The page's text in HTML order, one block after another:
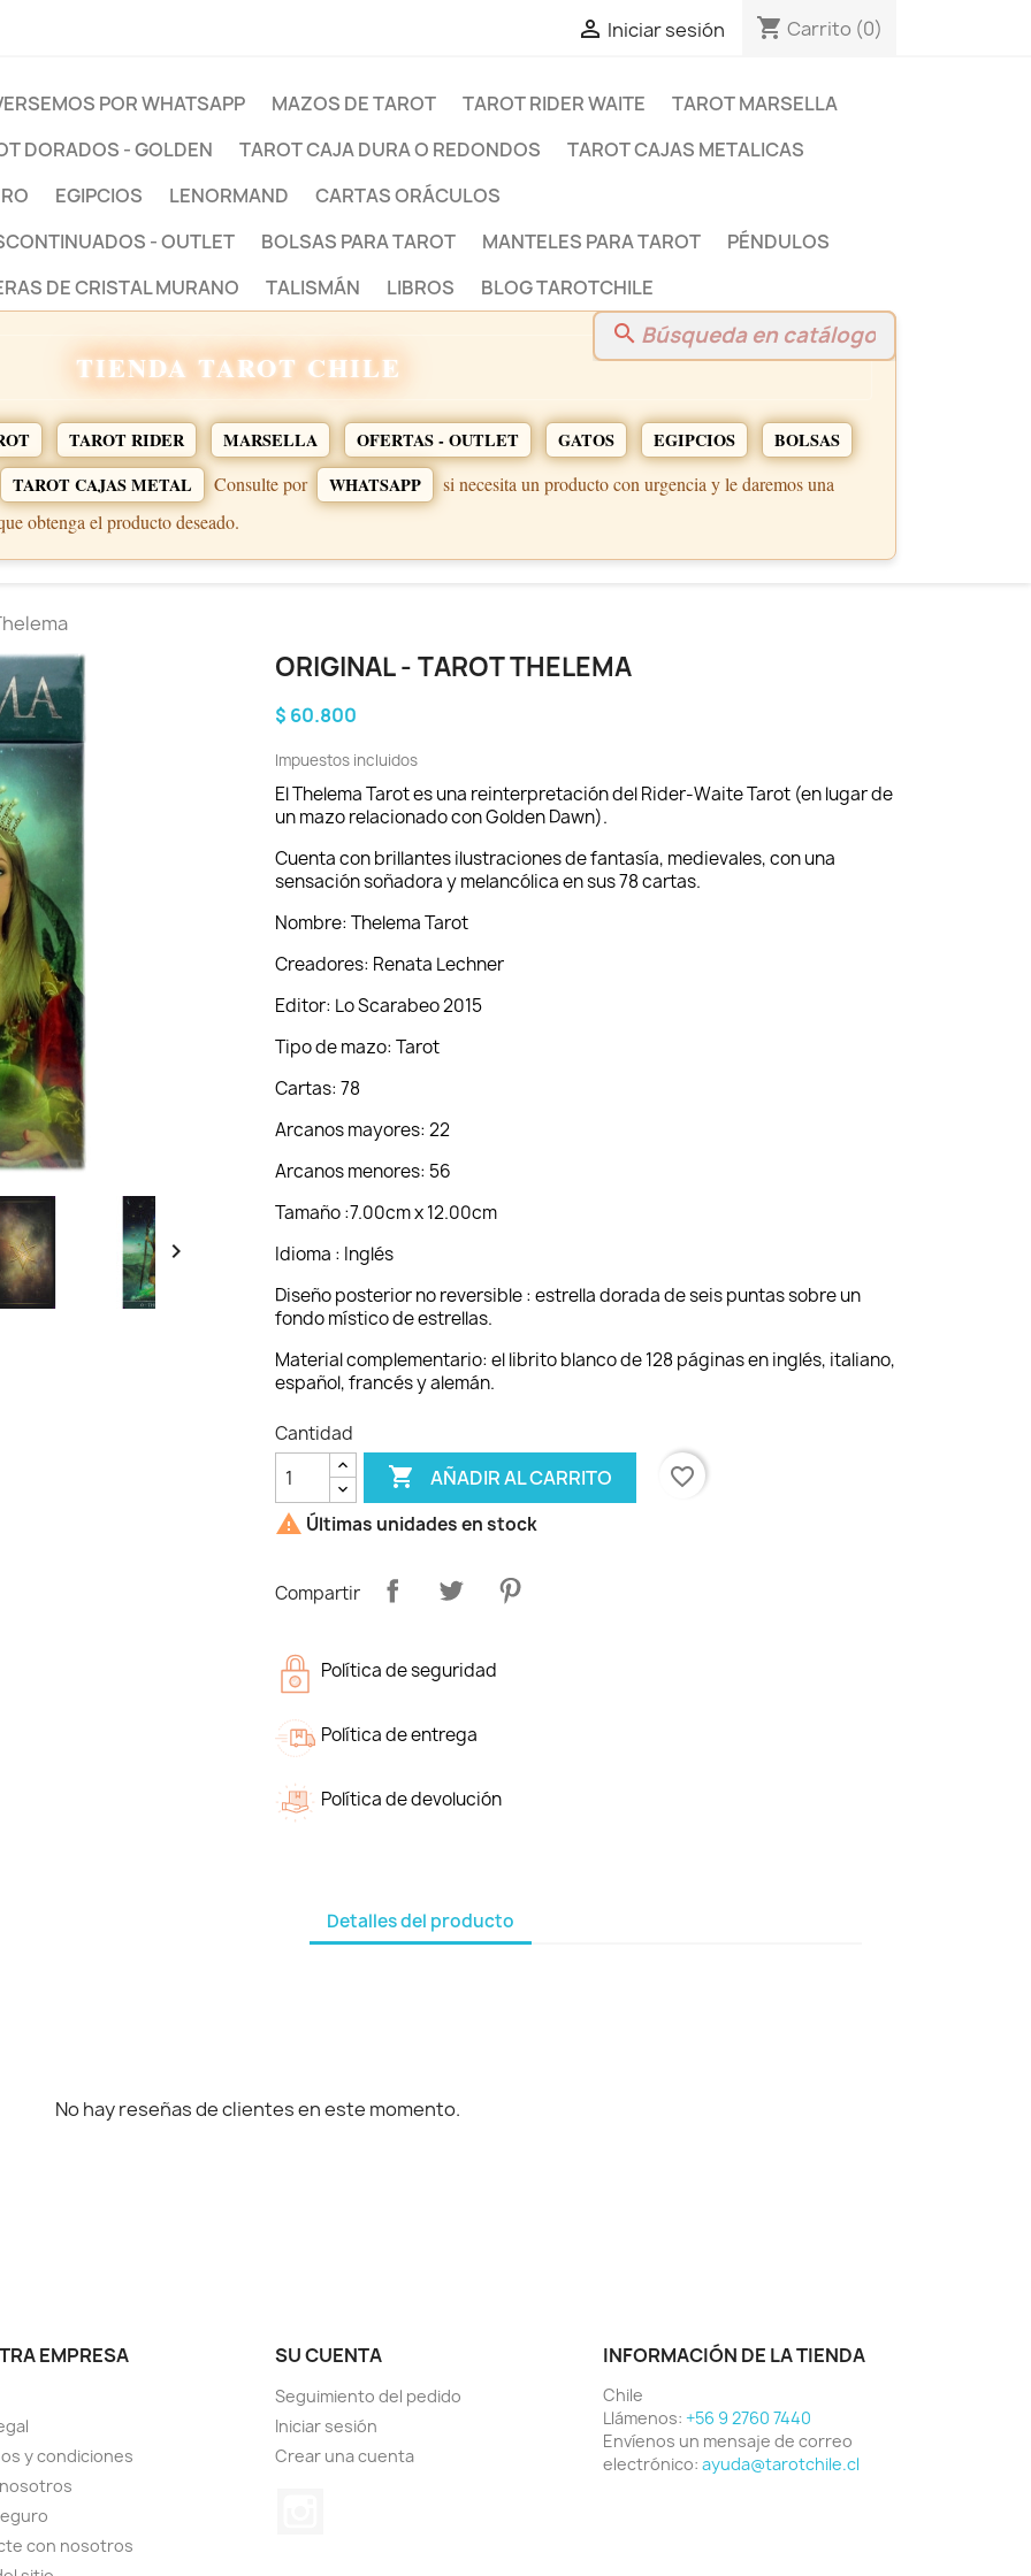
 Iniciar sesión shopping_cart Carrito (0)
POR WHATSAPP MAZOS DE TAROT TAROT RIDER WAITE
TAROT MARSELLA
DORADOS - GOLDEN
TAROT CAJA DURA O REDONDOS
TAROT CAJAS METALICAS
EGIPCIOS LENORMAND
CARTAS ORÁCULOS
- OUTLET
BOLSAS PARA TAROT MANTELES PARA TAROT
PÉNDULOS
DE CRISTAL MURANO
TALISMÁN LIBROS BLOG TAROTCHILE
search
TIENDA TAROT CHILE
TAROT RIDER MARSELLA OFERTAS - OUTLET GATOS EGIPCIOS
BOLSAS
TAROT CAJAS METAL
Consulte por WHATSAPP
si necesita un producto con urgencia y le daremos una
obtenga el producto deseado.

ORIGINAL - TAROT THELEMA
$ 60.800
Impuestos incluidos
El Thelema Tarot es una reinterpretación del Rider-Waite Tarot (en lugar de
un mazo relacionado con Golden Dawn).
Cuenta con brillantes ilustraciones de fantasía, medievales, con una
sensación soñadora y melancólica en sus 78 cartas.
Nombre: Thelema Tarot
Creadores: Renata Lechner
Editor: Lo Scarabeo 2015
Tipo de mazo: Tarot
Cartas: 78
Arcanos mayores: 22
Arcanos menores: 56
Tamaño :7.00cm x 12.00cm
Idioma : Inglés
Diseño posterior no reversible : estrella dorada de seis puntas sobre un
fondo místico de estrellas.
Material complementario: el librito blanco de 128 páginas en inglés, italiano,
español, francés y alemán.
Cantidad
 AÑADIR AL CARRITO
favorite_border
 Últimas unidades en stock
Compartir
Política de seguridad
Política de entrega
Política de devolución
Detalles del producto
No hay reseñas de clientes en este momento.
EMPRESA
y condiciones
con nosotros
SU CUENTA
Seguimiento del pedido
Iniciar sesión
Crear una cuenta
INFORMACIÓN DE LA TIENDA
Chile
Llámenos: +56 9 2760 7440
Envíenos un mensaje de correo
electrónico: ayuda@tarotchile.cl